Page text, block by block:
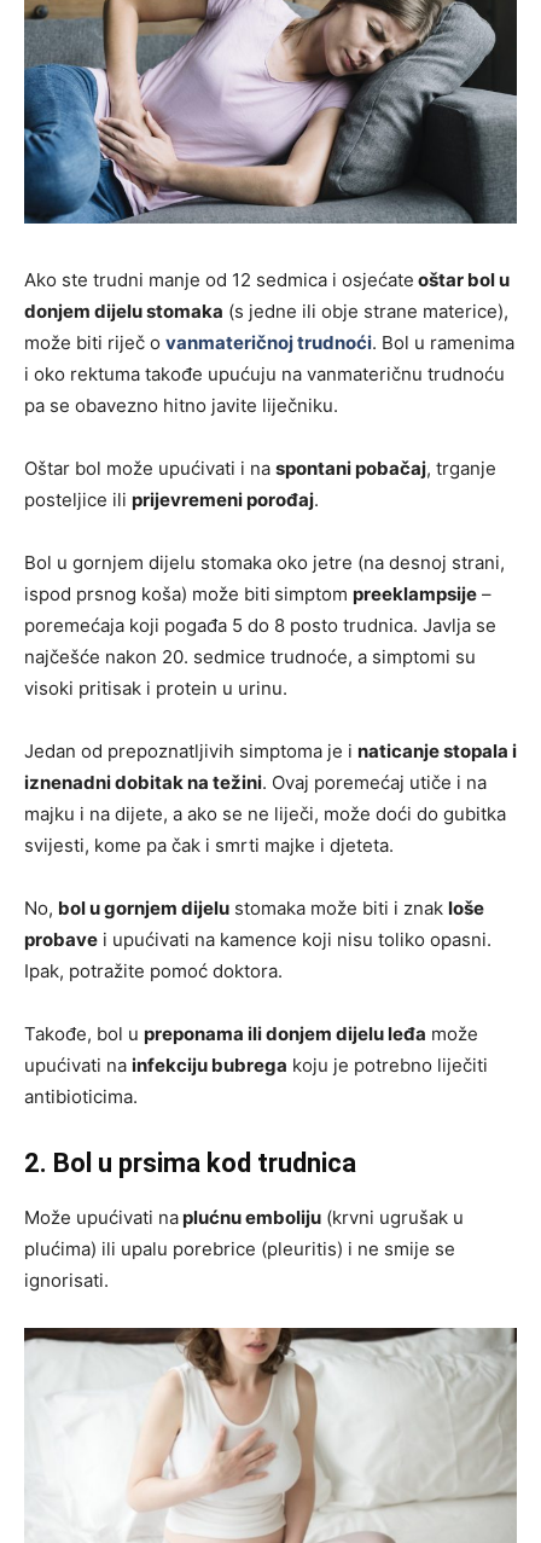
Ako ste trudni manje od 12 sedmica i osjećate oštar bol u
donjem dijelu stomaka (s jedne ili obje strane materice),
može biti riječ o vanmateričnoj trudnoći. Bol u ramenima
i oko rektuma takođe upućuju na vanmateričnu trudnoću
pa se obavezno hitno javite liječniku.
Oštar bol može upućivati i na spontani pobačaj, trganje
posteljice ili prijevremeni porođaj.
Bol u gornjem dijelu stomaka oko jetre (na desnoj strani,
ispod prsnog koša) može biti simptom preeklampsije –
poremećaja koji pogađa 5 do 8 posto trudnica. Javlja se
najčešće nakon 20. sedmice trudnoće, a simptomi su
visoki pritisak i protein u urinu.
Jedan od prepoznatljivih simptoma je i naticanje stopala i
iznenadni dobitak na težini. Ovaj poremećaj utiče i na
majku i na dijete, a ako se ne liječi, može doći do gubitka
svijesti, kome pa čak i smrti majke i djeteta.
No, bol u gornjem dijelu stomaka može biti i znak loše
probave i upućivati na kamence koji nisu toliko opasni.
Ipak, potražite pomoć doktora.
Takođe, bol u preponama ili donjem dijelu leđa može
upućivati na infekciju bubrega koju je potrebno liječiti
antibioticima.
2. Bol u prsima kod trudnica
Može upućivati naplućnu emboliju (krvni ugrušak u
plućima) ili upalu porebrice (pleuritis) i ne smije se
ignorisati.